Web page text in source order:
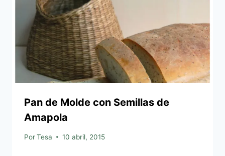
Pan de Molde con Semillas de
Amapola
PorTesa 10 abril, 2015